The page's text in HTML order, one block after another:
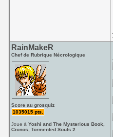
RainMakeR
Chef de Rubrique Nécrologique
Score au grosquiz
1035015 pts.
Joue àYoshi and The Mysterious Book,
Cronos, Tormented Souls 2